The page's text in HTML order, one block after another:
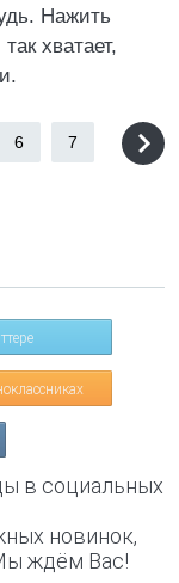
Нажить
хватает,
6 7
в социальных
новинок,
ждём Вас!